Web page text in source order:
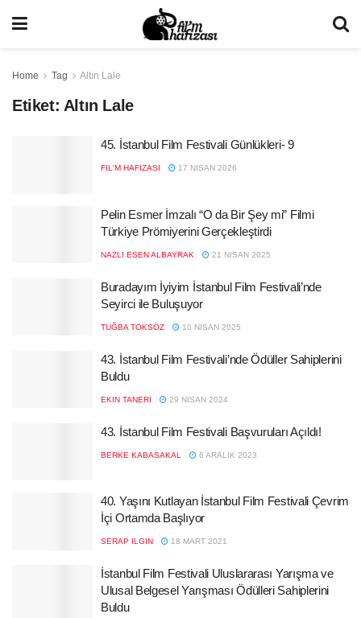
Home Tag Altın Lale
Etiket: Altın Lale
45. İstanbul Film Festivali Günlükleri- 9
FIL'M HAFIZASI 17 NISAN 2026
Pelin Esmer İmzalı “O da Bir Şey mi” Filmi
Türkiye Prömiyerini Gerçekleştirdi
NAZLI ESEN ALBAYRAK 21 NISAN 2025
Buradayım İyiyim İstanbul Film Festivali’nde
Seyirci ile Buluşuyor
TUĞBA TOKSÖZ 10 NISAN 2025
43. İstanbul Film Festivali’nde Ödüller Sahiplerini
Buldu
EKIN TANERI 29 NISAN 2024
43. İstanbul Film Festivali Başvuruları Açıldı!
BERKE KABASAKAL 6 ARALIK 2023
40. Yaşını Kutlayan İstanbul Film Festivali Çevrim
İçi Ortamda Başlıyor
SERAP ILGIN 18 MART 2021
İstanbul Film Festivali Uluslararası Yarışma ve
Ulusal Belgesel Yarışması Ödülleri Sahiplerini
Buldu